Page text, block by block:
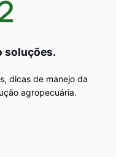
soluções.
dicas de manejo da
agropecuária.